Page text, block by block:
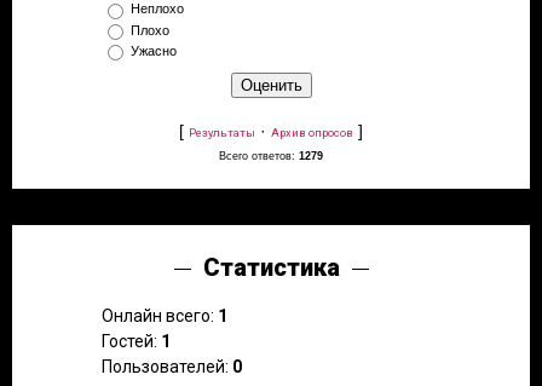
Неплохо
Плохо
Ужасно
[ Результаты · Архив опросов ]
Всего ответов: 1279
Статистика
Онлайн всего: 1
Гостей: 1
Пользователей: 0